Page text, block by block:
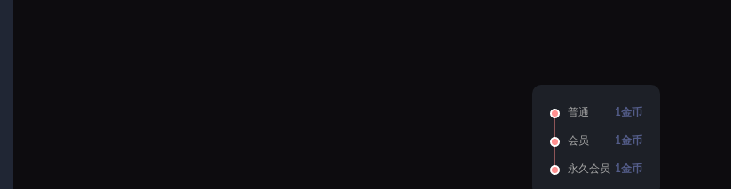
普通 1金币
会员 1金币
永久会员 1金币